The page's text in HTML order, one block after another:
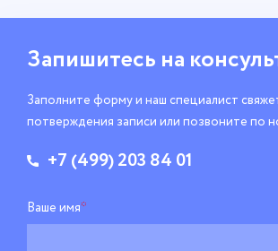
Запишитесь на
Заполните форму и наш специалист
потверждения записи или позвоните по
+7 (499) 203 84 01
Ваше имя*